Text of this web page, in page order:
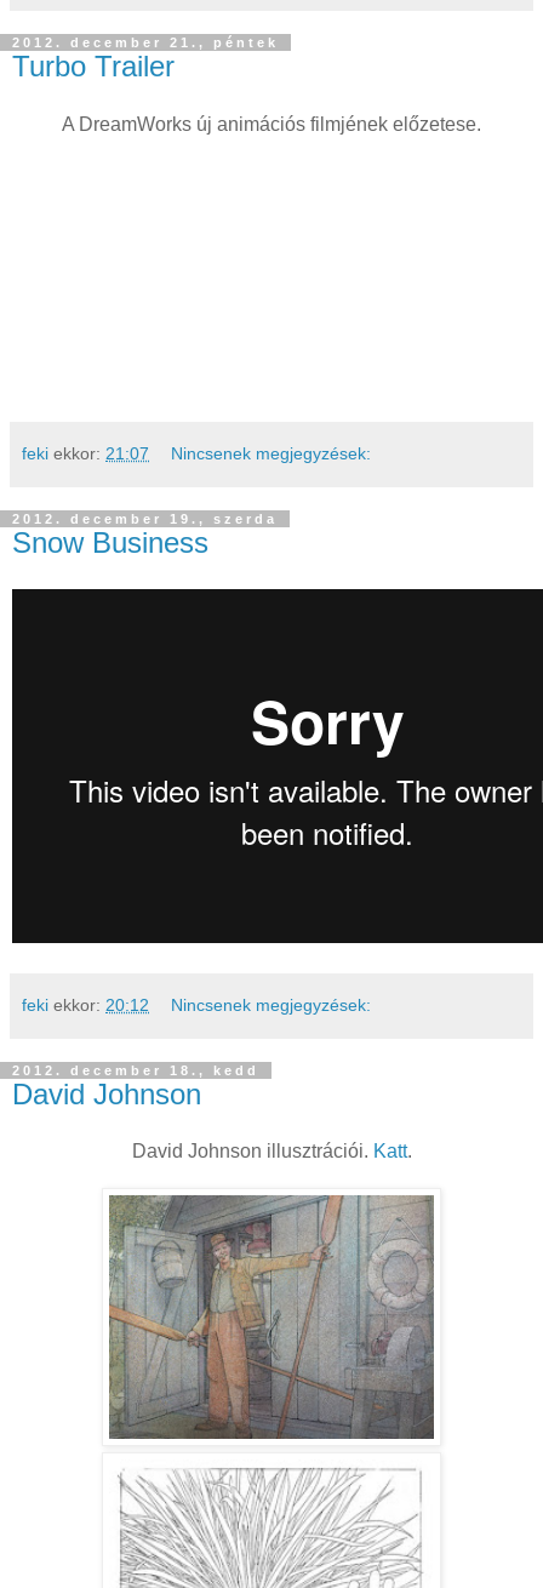
2012. december 21., péntek
Turbo Trailer
A DreamWorks új animációs filmjének előzetese.
feki ekkor: 21:07 Nincsenek megjegyzések:
2012. december 19., szerda
Snow Business
feki ekkor: 20:12 Nincsenek megjegyzések:
2012. december 18., kedd
David Johnson
David Johnson illusztrációi. Katt.